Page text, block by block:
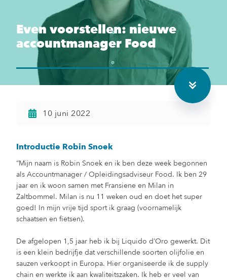
Even voorstellen: nieuwe
accountmanager Food
10 juni 2022
Introductie Robin Snoek
“Mijn naam is Robin Snoek en ik ben deze week begonnen
als Accountmanager / Opleidingsadviseur Food. Ik ben 29
jaar en ik woon samen met Fransiene en Milan in
Zaltbommel. Milan is nu 11 weken oud en doet het super
goed! In mijn vrije tijd sport ik graag (voornamelijk
schaatsen en fietsen).
De afgelopen 1,5 jaar heb ik bij Liquido d’Oro gewerkt. Dit
is een klein bedrijfje dat verschillende soorten olijfolie en
sauzen verkoopt in Europa. Hier organiseerde ik de supply
chain en werkte ik aan kwaliteitszaken. Ik heb er veel van